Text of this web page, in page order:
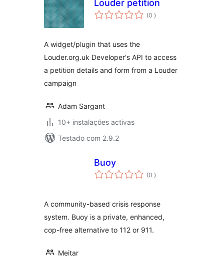
Louder petition
(0 classificações
)
A widget/plugin that uses the
Louder.org.uk Developer's API to access
a petition details and form from a Louder
campaign
Adam Sargant
10+ instalações activas
Testado com 2.9.2
Buoy
(0 classificações
)
A community-based crisis response
system. Buoy is a private, enhanced,
cop-free alternative to 112 or 911.
Meitar